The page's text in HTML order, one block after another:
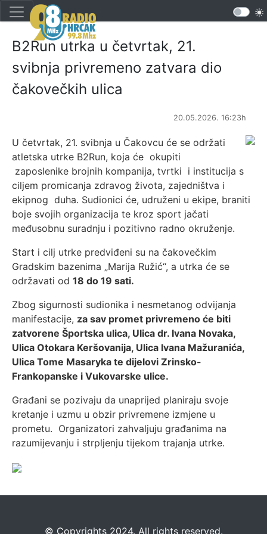
B2Run utrka u četvrtak, 21.
svibnja privremeno zatvara dio
čakovečkih ulica
20.05.2026. 16:23h
U četvrtak, 21. svibnja u Čakovcu će se održati
atletska utrke B2Run, koja će okupiti
zaposlenike brojnih kompanija, tvrtki i institucija s
ciljem promicanja zdravog života, zajedništva i
ekipnog duha. Sudionici će, udruženi u ekipe, braniti
boje svojih organizacija te kroz sport jačati
međusobnu suradnju i pozitivno radno okruženje.
Start i cilj utrke predviđeni su na čakovečkim
Gradskim bazenima „Marija Ružić“, a utrka će se
održavati od 18 do 19 sati.
Zbog sigurnosti sudionika i nesmetanog odvijanja
manifestacije, za sav promet privremeno će biti
zatvorene Športska ulica, Ulica dr. Ivana Novaka,
Ulica Otokara Keršovanija, Ulica Ivana Mažuranića,
Ulica Tome Masaryka te dijelovi Zrinsko-
Frankopanske i Vukovarske ulice.
Građani se pozivaju da unaprijed planiraju svoje
kretanje i uzmu u obzir privremene izmjene u
prometu. Organizatori zahvaljuju građanima na
razumijevanju i strpljenju tijekom trajanja utrke.
©️ Copyrights 2024. All rights reserved.